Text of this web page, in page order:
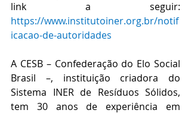
https://www.institutoiner.org.br/notif
icacao-de-autoridades
A CESB – Confederação do Elo Social
Brasil –, instituição criadora do
Sistema INER de Resíduos Sólidos,
tem 30 anos de experiência em